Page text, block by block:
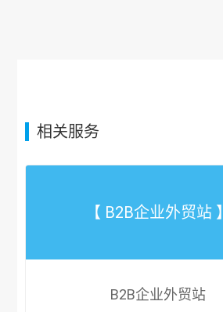
相关服务
【 B2B企业外贸站 】
B2B企业外贸站